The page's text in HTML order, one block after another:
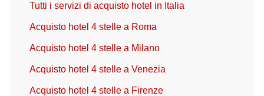
Tutti i servizi di acquisto hotel in Italia
Acquisto hotel 4 stelle a Roma
Acquisto hotel 4 stelle a Milano
Acquisto hotel 4 stelle a Venezia
Acquisto hotel 4 stelle a Firenze